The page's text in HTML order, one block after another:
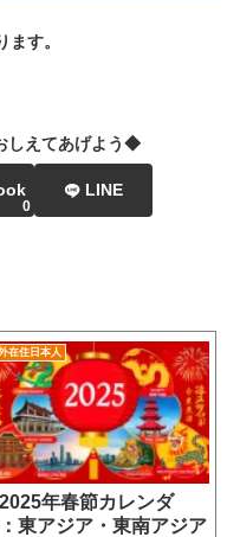
す。
しえてあげよう◆
0
LINE
在住日本人
年春節カレンダ
東アジア・東南アジア